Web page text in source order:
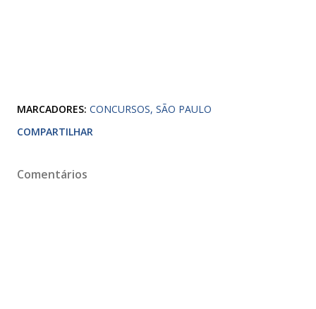
MARCADORES: CONCURSOS SÃO PAULO
COMPARTILHAR
Comentários